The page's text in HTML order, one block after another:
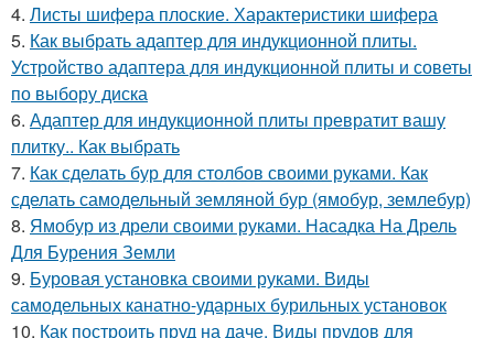
4. Листы шифера плоские. Характеристики шифера
5. Как выбрать адаптер для индукционной плиты.
Устройство адаптера для индукционной плиты и советы
по выбору диска
6. Адаптер для индукционной плиты превратит вашу
плитку.. Как выбрать
7. Как сделать бур для столбов своими руками. Как
сделать самодельный земляной бур (ямобур, землебур)
8. Ямобур из дрели своими руками. Насадка На Дрель
Для Бурения Земли
9. Буровая установка своими руками. Виды
самодельных канатно-ударных бурильных установок
10. Как построить пруд на даче. Виды прудов для